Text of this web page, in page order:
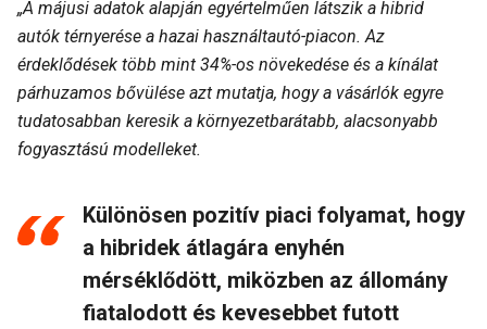
„A májusi adatok alapján egyértelműen látszik a hibrid
autók térnyerése a hazai használtautó-piacon. Az
érdeklődések több mint 34%-os növekedése és a kínálat
párhuzamos bővülése azt mutatja, hogy a vásárlók egyre
tudatosabban keresik a környezetbarátabb, alacsonyabb
fogyasztású modelleket.
Különösen pozitív piaci folyamat, hogy
a hibridek átlagára enyhén
mérséklődött, miközben az állomány
fiatalodott és kevesebbet futott